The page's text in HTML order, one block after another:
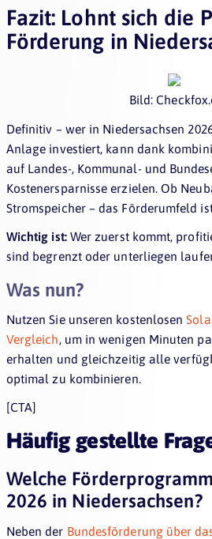
Fazit: Lohnt sich die
Förderung in
Bild:
Definitiv – wer in Niedersachsen
Anlage investiert, kann dank
auf Landes-, Kommunal- und
Kostenersparnisse erzielen. Ob
Stromspeicher – das Förderumfeld
Wichtig ist: Wer zuerst kommt,
sind begrenzt oder unterliegen
Was nun?
Nutzen Sie unseren kostenlosen
Vergleich, um in wenigen Minuten
erhalten und gleichzeitig alle
optimal zu kombinieren.
[CTA]
Häufig gestellte
Welche
2026 in Niedersachsen?
Neben der Bundesförderung über